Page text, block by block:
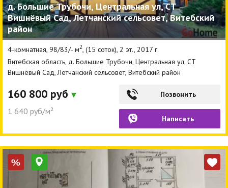
д. Большие Трубочи, Центральная ул, СТ
Вишнёвый Сад, Летчанский сельсовет, Витебский
район
4-комнатная, 98/83/- м2, (15 соток), 2 эт., 2017 г.
Витебская область, д. Большие Трубочи, Центральная ул, СТ
Вишнёвый Сад, Летчанский сельсовет, Витебский район
160 800 руб
1 640 руб/м²
Позвонить
Написать
%